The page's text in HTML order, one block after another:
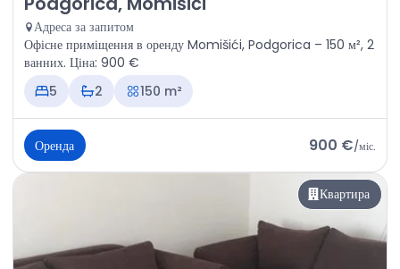
Адреса за запитом
Офісне приміщення в оренду Momišići, Podgorica – 150 м², 2
ванних. Ціна: 900 €
5
2 150 m²
Оренда 900 €/міс.
Квартира